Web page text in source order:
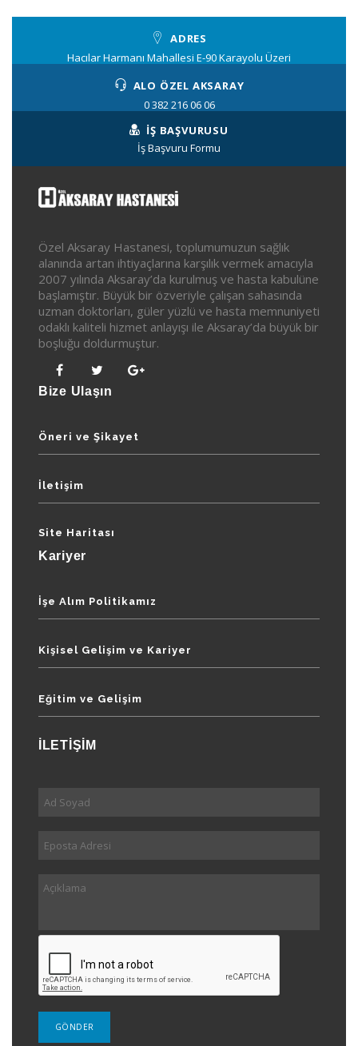
ADRES
Hacılar Harmanı Mahallesi E-90 Karayolu Üzeri
ALO ÖZEL AKSARAY
0 382 216 06 06
İŞ BAŞVURUSU
İş Başvuru Formu
Özel Aksaray Hastanesi, toplumumuzun sağlık
alanında artan ihtiyaçlarına karşılık vermek amacıyla
2007 yılında Aksaray’da kurulmuş ve hasta kabulüne
başlamıştır. Büyük bir özveriyle çalışan sahasında
uzman doktorları, güler yüzlü ve hasta memnuniyeti
odaklı kaliteli hizmet anlayışı ile Aksaray’da büyük bir
boşluğu doldurmuştur.
Bize Ulaşın
Öneri ve Şikayet
İletişim
Site Haritası
Kariyer
İşe Alım Politikamız
Kişisel Gelişim ve Kariyer
Eğitim ve Gelişim
İLETİŞİM